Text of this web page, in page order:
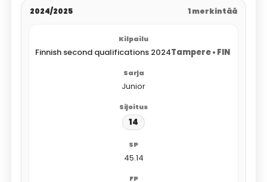
2024/2025 1 merkintää
Finnish second qualifications 2024Tampere • FIN
Junior
14
45.14